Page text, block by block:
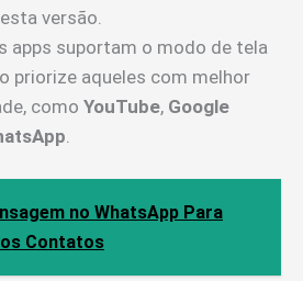
versão.
apps suportam o modo de tela
priorize aqueles com melhor
como YouTube, Google
no WhatsApp Para
Contatos